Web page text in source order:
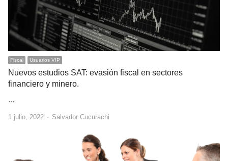
Fiscal Usuarios VIP
Nuevos estudios SAT: evasión fiscal en sectores
financiero y minero.
…
1 julio, 2022 Author
Salvador Cucurachi